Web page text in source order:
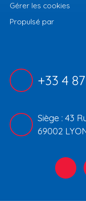
Gérer les cookies
Propulsé par
+33 4
Siège : 43
69002